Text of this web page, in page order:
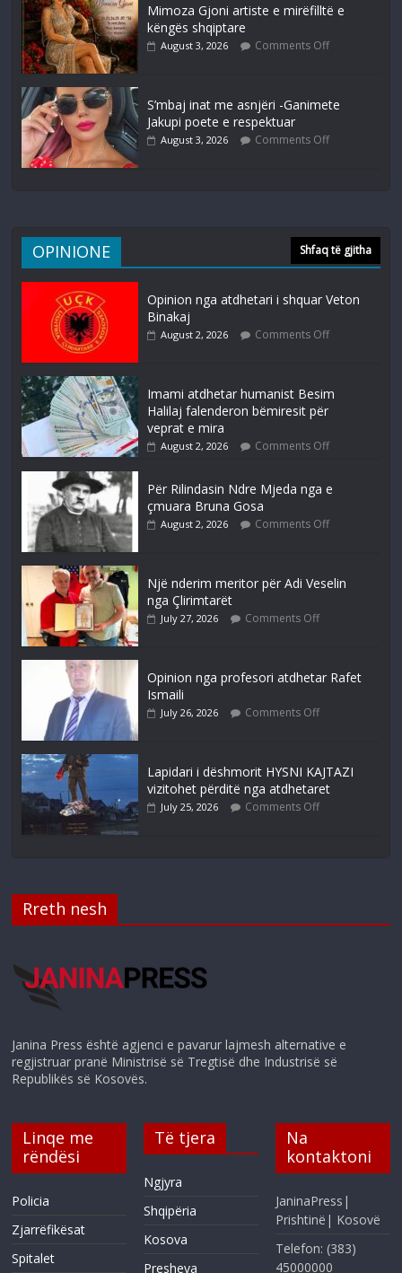
Mimoza Gjoni artiste e mirëfilltë e
këngës shqiptare
August 3, 2026 Comments Off
S’mbaj inat me asnjëri -Ganimete
Jakupi poete e respektuar
August 3, 2026 Comments Off
OPINIONE Shfaq të gjitha
Opinion nga atdhetari i shquar Veton
Binakaj
August 2, 2026 Comments Off
Imami atdhetar humanist Besim
Halilaj falenderon bëmiresit për
veprat e mira
August 2, 2026 Comments Off
Për Rilindasin Ndre Mjeda nga e
çmuara Bruna Gosa
August 2, 2026 Comments Off
Një nderim meritor për Adi Veselin
nga Çlirimtarët
July 27, 2026 Comments Off
Opinion nga profesori atdhetar Rafet
Ismaili
July 26, 2026 Comments Off
Lapidari i dëshmorit HYSNI KAJTAZI
vizitohet përditë nga atdhetaret
July 25, 2026 Comments Off
Rreth nesh
Janina Press është agjenci e pavarur lajmesh alternative e
regjistruar pranë Ministrisë së Tregtisë dhe Industrisë së
Republikës së Kosovës.
Linqe me
rëndësi
Policia
Zjarrëfikësat
Spitalet
Të tjera
Ngjyra
Shqipëria
Kosova
Presheva
Na
kontaktoni
JaninaPress|
Prishtinë| Kosovë
Telefon: (383)
45000000